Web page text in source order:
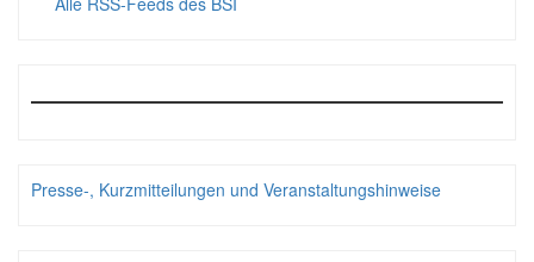
Presse-, Kurzmitteilungen und Veranstaltungshinweise